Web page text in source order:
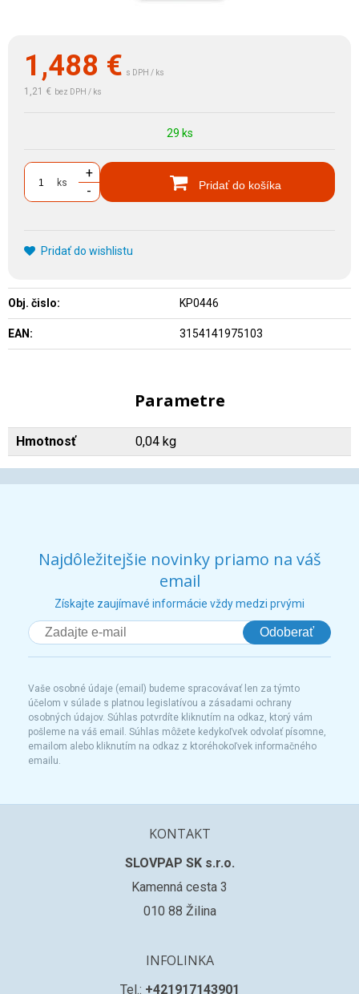
1,488 € s DPH / ks
1,21 € bez DPH / ks
29 ks
ks
+
-
Pridať do košíka
Pridať do wishlistu
Obj. čislo: KP0446
EAN: 3154141975103
Parametre
Hmotnosť 0,04 kg
Najdôležitejšie novinky priamo na váš
email
Získajte zaujímavé informácie vždy medzi prvými
Odoberať
Vaše osobné údaje (email) budeme spracovávať len za týmto
účelom v súlade s platnou legislatívou a zásadami ochrany
osobných údajov. Súhlas potvrdíte kliknutím na odkaz, ktorý vám
pošleme na váš email. Súhlas môžete kedykoľvek odvolať písomne,
emailom alebo kliknutím na odkaz z ktoréhokoľvek informačného
emailu.
KONTAKT
SLOVPAP SK s.r.o.
Kamenná cesta 3
010 88 Žilina
INFOLINKA
Tel.: +421917143901